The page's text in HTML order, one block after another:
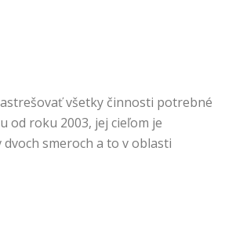
všetky činnosti potrebné
od roku 2003, jej cieľom je
smeroch a to v oblasti